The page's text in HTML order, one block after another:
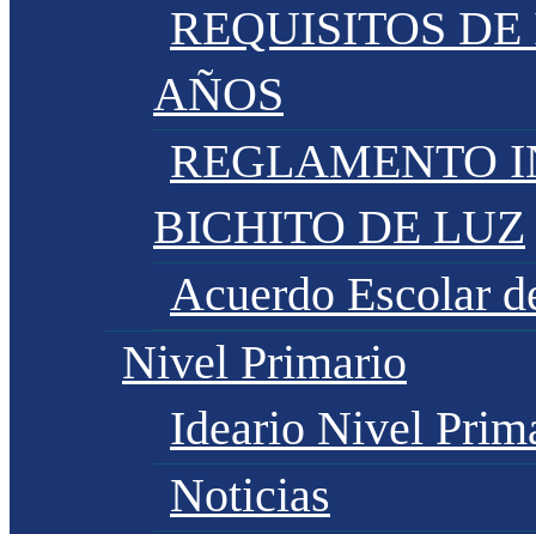
REQUISITOS
AÑOS
REGLAMENTO
BICHITO DE LUZ
Acuerdo Escolar
Nivel Primario
Ideario Nivel
Noticias